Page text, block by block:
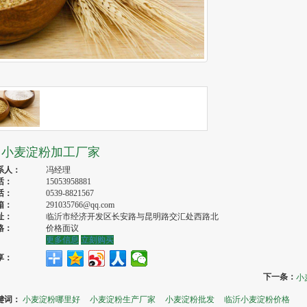
小麦淀粉加工厂家
人：
冯经理
：
15053958881
：
0539-8821567
：
291035766@qq.com
：
临沂市经济开发区长安路与昆明路交汇处西路北
：
价格面议
更多信息 立刻购买
：
下一条： 小
词： 小麦淀粉哪里好 小麦淀粉生产厂家 小麦淀粉批发 临沂小麦淀粉价格